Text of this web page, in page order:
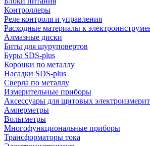
Контроллеры
Реле контроля и управления
Расходные материалы к
Алмазные диски
Биты для шуруповертов
Буры SDS-plus
Коронки по металлу
Насадки SDS-plus
Сверла по металлу
Измерительные приборы
Аксессуары для щитовых
Амперметры
Вольтметры
Многофункциональные приборы
Трансформаторы тока